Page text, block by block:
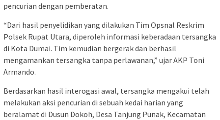
pencurian dengan pemberatan.
“Dari hasil penyelidikan yang dilakukan Tim Opsnal Reskrim
Polsek Rupat Utara, diperoleh informasi keberadaan tersangka
di Kota Dumai. Tim kemudian bergerak dan berhasil
mengamankan tersangka tanpa perlawanan,” ujar AKP Toni
Armando.
Berdasarkan hasil interogasi awal, tersangka mengakui telah
melakukan aksi pencurian di sebuah kedai harian yang
beralamat di Dusun Dokoh, Desa Tanjung Punak, Kecamatan